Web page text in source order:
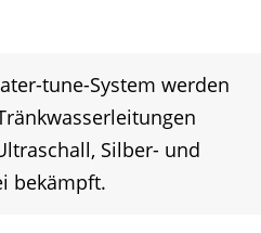
tune-System werden
Silber- und
bekämpft.